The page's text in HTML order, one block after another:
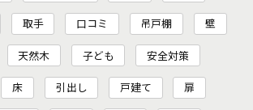
取手 口コミ 吊戸棚 壁
天然木 子ども 安全対策
床 引出し 戸建て 扉